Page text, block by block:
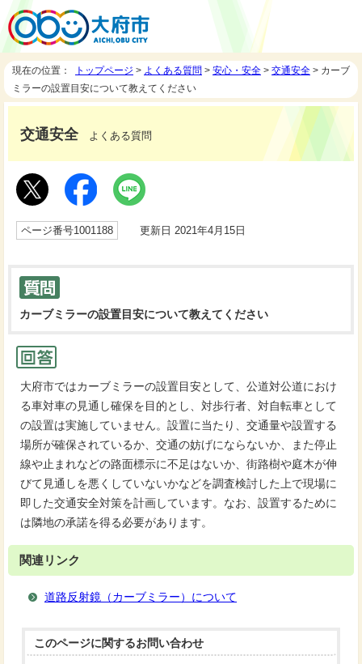
現在の位置： トップページ > よくある質問 > 安心・安全 > 交通安全 > カーブ
ミラーの設置目安について教えてください
交通安全よくある質問
ページ番号1001188 更新日 2021年4月15日
カーブミラーの設置目安について教えてください
大府市ではカーブミラーの設置目安として、公道対公道におけ
る車対車の見通し確保を目的とし、対歩行者、対自転車として
の設置は実施していません。設置に当たり、交通量や設置する
場所が確保されているか、交通の妨げにならないか、また停止
線や止まれなどの路面標示に不足はないか、街路樹や庭木が伸
びて見通しを悪くしていないかなどを調査検討した上で現場に
即した交通安全対策を計画しています。なお、設置するために
は隣地の承諾を得る必要があります。
関連リンク
道路反射鏡（カーブミラー）について
このページに関するお問い合わせ